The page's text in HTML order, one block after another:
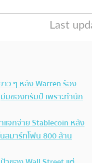
ว ๆ หลัง Warren ร้อง
มของทรัมป์ เพราะทำนัก
แจกจ่าย Stablecoin หลัง
สมาร์ทโฟน 800 ล้าน